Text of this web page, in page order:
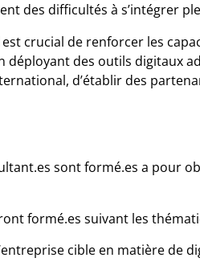
des difficultés à s’intégrer
crucial de renforcer les
déployant des outils digitaux
d’établir des
sont formé.es a pour
formé.es suivant les
cible en matière de